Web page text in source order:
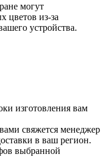
могут
цветов из-за
устройства.
изготовления вам
свяжется менеджер
в ваш регион.
выбранной